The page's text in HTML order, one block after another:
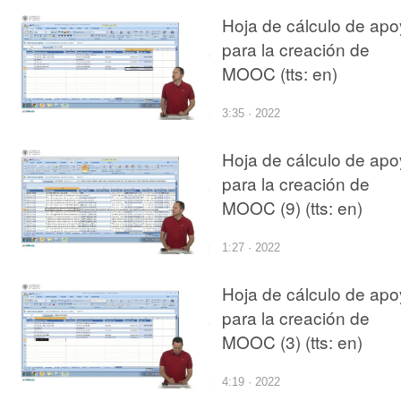
Hoja de cálculo de
para la creación de
MOOC (tts: en)
3:35 · 2022
Hoja de cálculo de
para la creación de
MOOC (9) (tts: en)
1:27 · 2022
Hoja de cálculo de
para la creación de
MOOC (3) (tts: en)
4:19 · 2022